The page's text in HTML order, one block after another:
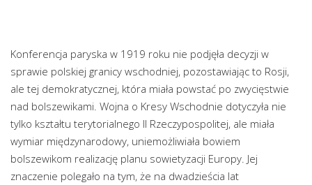
Konferencja paryska w 1919 roku nie podjęła decyzji w
sprawie polskiej granicy wschodniej, pozostawiając to Rosji,
ale tej demokratycznej, która miała powstać po zwycięstwie
nad bolszewikami. Wojna o Kresy Wschodnie dotyczyła nie
tylko kształtu terytorialnego II Rzeczypospolitej, ale miała
wymiar międzynarodowy, uniemożliwiała bowiem
bolszewikom realizację planu sowietyzacji Europy. Jej
znaczenie polegało na tym, że na dwadzieścia lat